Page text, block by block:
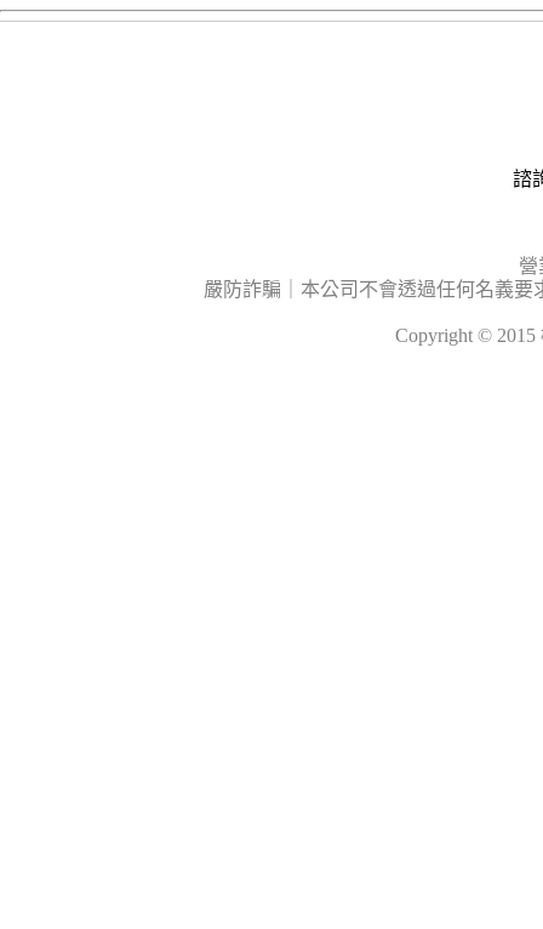
諮
營
嚴防詐騙｜本公司不會透過任何名義
Copyright ©